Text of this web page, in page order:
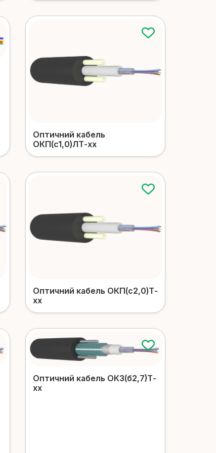
Оптичний кабель
ОКП(c1,0)ЛТ-xx
Оптичний кабель ОКП(c2,0)Т-
xx
Оптичний кабель ОКЗ(б2,7)Т-
xx